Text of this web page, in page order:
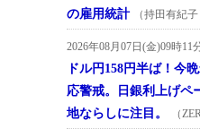
の雇用統計
（持田有紀子
2026年08月07日(金)09時11
ドル円158円半ば！今
応警戒。日銀利上げペ
地ならしに注目。
（